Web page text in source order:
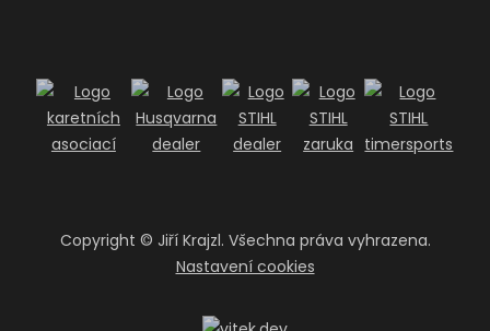
Copyright © Jiří Krajzl. Všechna práva vyhrazena.
Nastavení cookies